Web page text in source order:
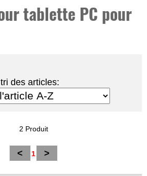
tablette PC pour
tri des articles:
2 Produit
< 1 >